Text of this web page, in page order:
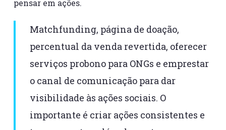
pensar em ações.
Matchfunding, página de doação,
percentual da venda revertida, oferecer
serviços probono para ONGs e emprestar
o canal de comunicação para dar
visibilidade às ações sociais. O
importante é criar ações consistentes e